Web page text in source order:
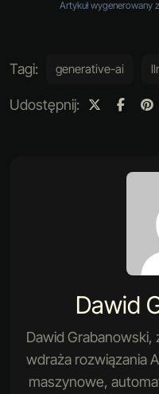
Artykuł wygenerowany
Tagi: generative-ai
Udostępnij:
Dawid
Dawid Grabanowski,
wdraża rozwiązania
maszynowe,